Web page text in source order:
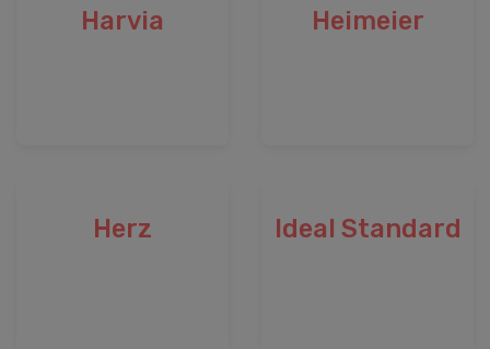
Harvia Heimeier
Herz Ideal Standard